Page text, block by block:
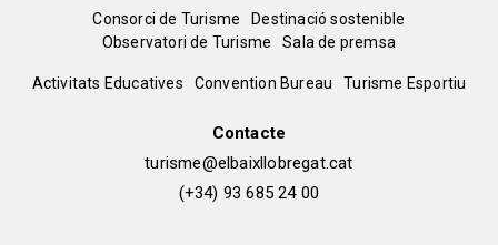
Menú
del
Consorci de Turisme
Destinació sostenible
Observatori de Turisme
Sala de premsa
Peu
Activitats Educatives Convention Bureau Turisme Esportiu
Contacte
turisme@elbaixllobregat.cat
(+34) 93 685 24 00